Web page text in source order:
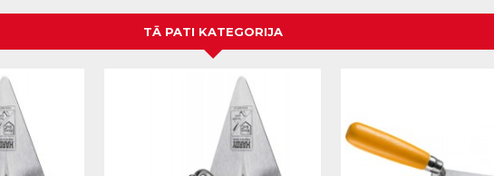
TĀ PATI KATEGORIJA